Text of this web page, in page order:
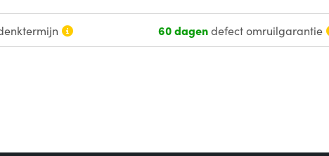
60 dagendefect omruilgarantie